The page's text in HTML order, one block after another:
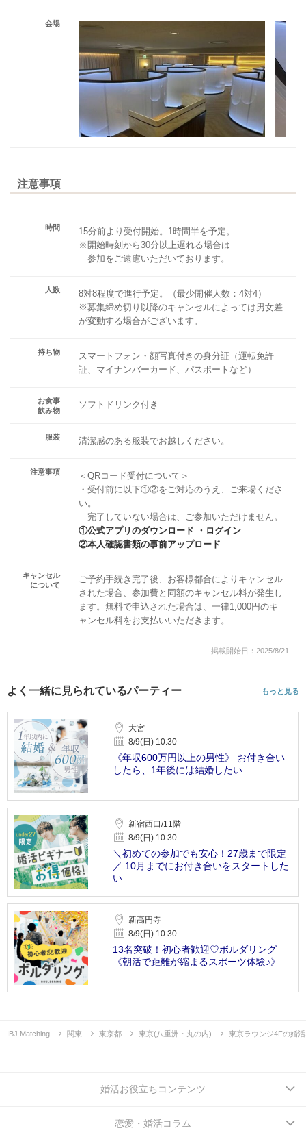
会場
注意事項
時間
15分前より受付開始。1時間半を予定。
※開始時刻から30分以上遅れる場合は
参加をご遠慮いただいております。
人数
8対8程度で進行予定。（最少開催人数：4対4）
※募集締め切り以降のキャンセルによっては男女差
が変動する場合がございます。
持ち物
スマートフォン・顔写真付きの身分証（運転免許
証、マイナンバーカード、パスポートなど）
お食事
飲み物
ソフトドリンク付き
服装 清潔感のある服装でお越しください。
注意事項
＜QRコード受付について＞
・受付前に以下①②をご対応のうえ、ご来場くださ
い。
完了していない場合は、ご参加いただけません。
①公式アプリのダウンロード ・ログイン
②本人確認書類の事前アップロード
キャンセル
について
ご予約手続き完了後、お客様都合によりキャンセル
された場合、参加費と同額のキャンセル料が発生し
ます。無料で申込された場合は、一律1,000円のキ
ャンセル料をお支払いいただきます。
掲載開始日：2025/8/21
よく一緒に見られているパーティー もっと見る
大宮
8/9(日) 10:30
《年収600万円以上の男性》 お付き合い
したら、1年後には結婚したい
新宿西口/11階
8/9(日) 10:30
＼初めての参加でも安心！27歳まで限定
／ 10月までにお付き合いをスタートした
い
新高円寺
8/9(日) 10:30
13名突破！初心者歓迎♡ボルダリング
《朝活で距離が縮まるスポーツ体験♪》
IBJ Matching 関東 東京都 東京(八重洲・丸の内) 東京ラウンジ4Fの婚
婚活お役立ちコンテンツ
恋愛・婚活コラム